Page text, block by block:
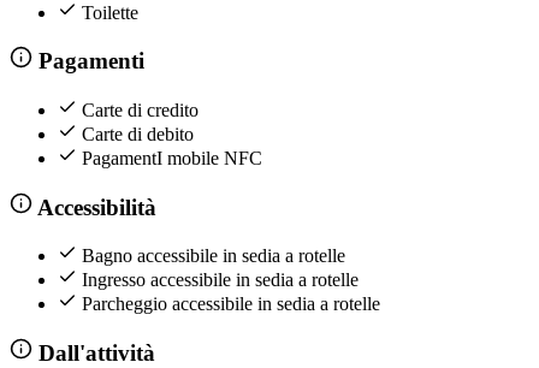
Toilette
Pagamenti
Carte di credito
Carte di debito
PagamentI mobile NFC
Accessibilità
Bagno accessibile in sedia a rotelle
Ingresso accessibile in sedia a rotelle
Parcheggio accessibile in sedia a rotelle
Dall'attività